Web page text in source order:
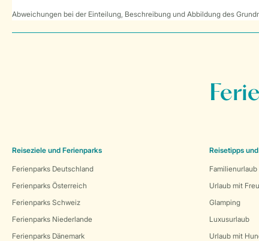
Abweichungen bei der Einteilung, Beschreibung und Abbildung des
Reiseziele und Ferienparks
Ferienparks Deutschland
Ferienparks Österreich
Ferienparks Schweiz
Ferienparks Niederlande
Ferienparks Dänemark
Reisetipps
Familienurlaub
Urlaub mit
Glamping
Luxusurlaub
Urlaub mit